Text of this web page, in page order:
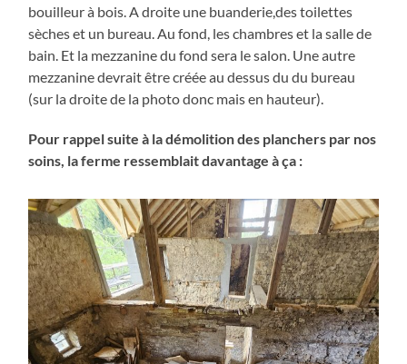
bouilleur à bois. A droite une buanderie,des toilettes
sèches et un bureau. Au fond, les chambres et la salle de
bain. Et la mezzanine du fond sera le salon. Une autre
mezzanine devrait être créée au dessus du du bureau
(sur la droite de la photo donc mais en hauteur).
Pour rappel suite à la démolition des planchers par nos
soins, la ferme ressemblait davantage à ça :